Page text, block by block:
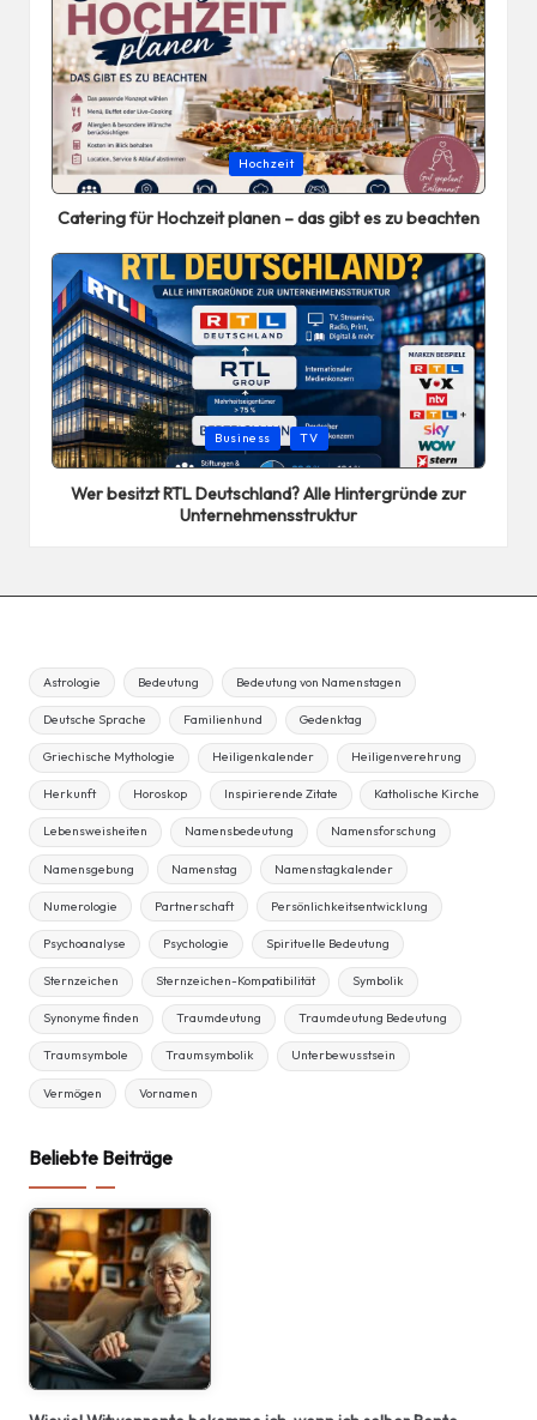
Posted
in
Hochzeit
Catering für Hochzeit planen – das gibt es zu beachten
Posted
in
Business TV
Wer besitzt RTL Deutschland? Alle Hintergründe zur
Unternehmensstruktur
Astrologie Bedeutung Bedeutung von Namenstagen
Deutsche Sprache Familienhund Gedenktag
Griechische Mythologie Heiligenkalender Heiligenverehrung
Herkunft Horoskop Inspirierende Zitate Katholische Kirche
Lebensweisheiten Namensbedeutung Namensforschung
Namensgebung Namenstag Namenstagkalender
Numerologie Partnerschaft Persönlichkeitsentwicklung
Psychoanalyse Psychologie Spirituelle Bedeutung
Sternzeichen Sternzeichen-Kompatibilität Symbolik
Synonyme finden Traumdeutung Traumdeutung Bedeutung
Traumsymbole Traumsymbolik Unterbewusstsein
Vermögen Vornamen
Beliebte Beiträge